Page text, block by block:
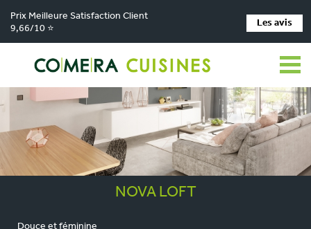
Prix Meilleure Satisfaction Client
9,66/10 ⭐
Les avis
NOVA LOFT
Douce et féminine